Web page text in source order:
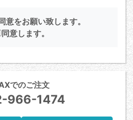
意をお願い致します。
同意します。
でのご注文
966-1474